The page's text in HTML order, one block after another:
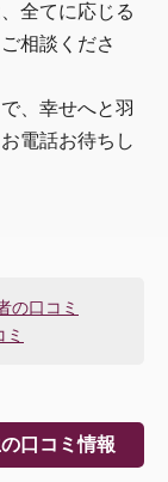
全てに応じる
相談くださ
、幸せへと羽
電話お待ちし
の口コミ
口コミ情報